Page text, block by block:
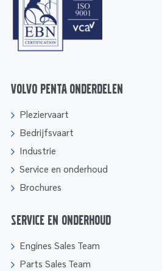
Volvo Penta onderdelen
Pleziervaart
Bedrijfsvaart
Industrie
Service en onderhoud
Brochures
Service en onderhoud
Engines Sales Team
Parts Sales Team